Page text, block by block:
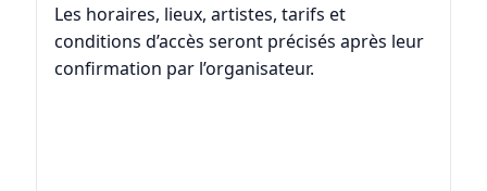
Les horaires, lieux, artistes, tarifs et
conditions d’accès seront précisés après leur
confirmation par l’organisateur.